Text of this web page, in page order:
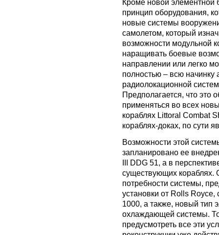
Кроме новой
принцип оборудования,
новые системы
самолетом, который
возможности модульной
наращивать боевые
направлении или легко
полностью – всю начинку
радиолокационной
Предполагается, что это
применяться во всех
кораблях Littoral Combat
кораблях-доках, по сути
Возможности этой
запланировано ее
III DDG 51, а в
существующих кораблях.
потребности системы,
установки от Rolls
1000, а также, новый тип
охлаждающей системы.
предусмотреть все эти